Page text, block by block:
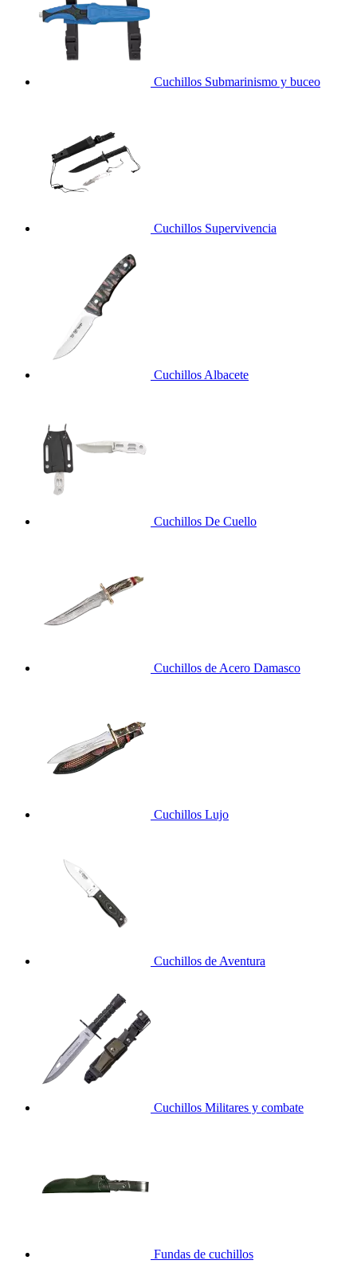
Cuchillos Submarinismo y buceo
Cuchillos Supervivencia
Cuchillos Albacete
Cuchillos De Cuello
Cuchillos de Acero Damasco
Cuchillos Lujo
Cuchillos de Aventura
Cuchillos Militares y combate
Fundas de cuchillos